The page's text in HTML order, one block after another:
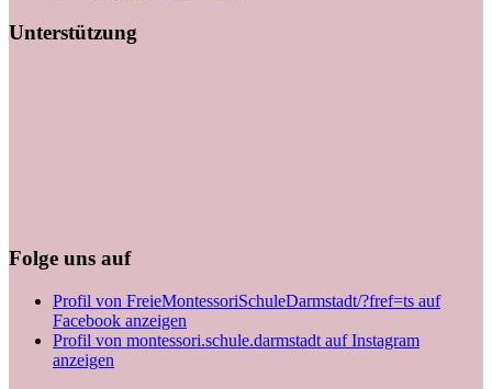
Unterstützung
Folge uns auf
Profil von FreieMontessoriSchuleDarmstadt/?fref=ts auf
Facebook anzeigen
Profil von montessori.schule.darmstadt auf Instagram
anzeigen